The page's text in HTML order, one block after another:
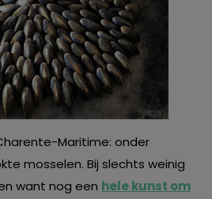
Maritime: onder
mosselen. Bij slechts weinig
want nog een hele kunst om